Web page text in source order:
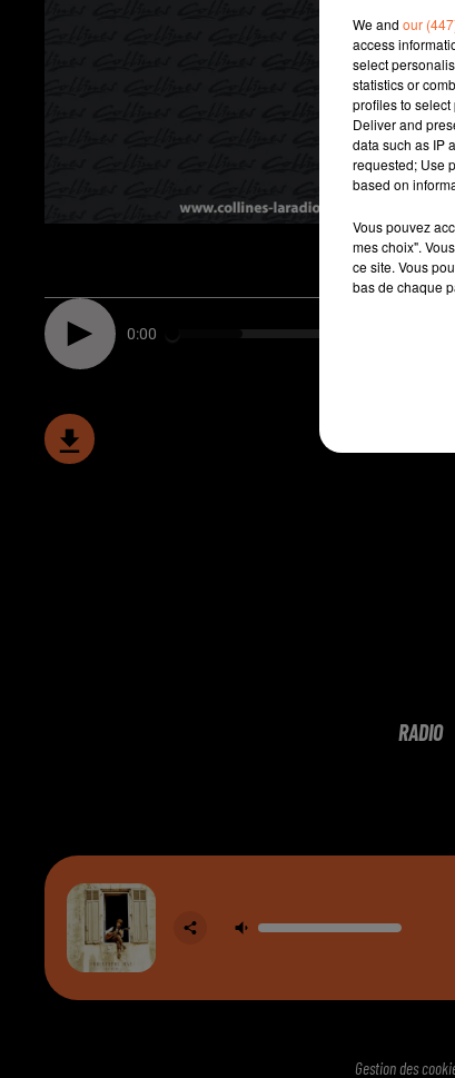
0:00
RADIO
Gestion des
We and our
access
select
statistics or
profiles to
Deliver and
data such as IP
requested; Use
based on
Vous pouvez
mes choix".
ce site. Vous
bas de chaque